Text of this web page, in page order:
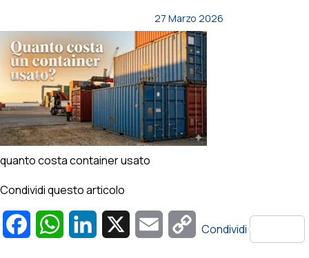
27 Marzo 2026
quanto costa container usato
Condividi questo articolo
FacebookWhatsAppLinkedIn Email
Copy
Condividi